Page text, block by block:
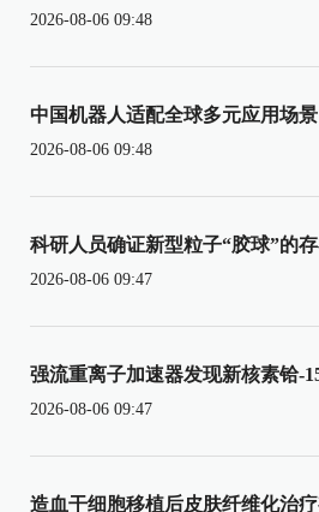
2026-08-06 09:48
中国机器人适配全球多元应用场景
2026-08-06 09:48
科研人员确证新型粒子“胶球”的
2026-08-06 09:47
强流重离子加速器发现新核素铪-
2026-08-06 09:47
造血干细胞移植后皮肤纤维化治